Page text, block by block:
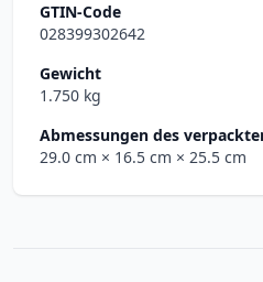
GTIN-Code
028399302642
Gewicht
1.750 kg
Abmessungen des
29.0 cm × 16.5 cm × 25.5 cm